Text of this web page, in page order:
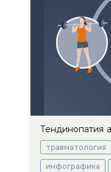
Тендинопатия
травматология
инфографика